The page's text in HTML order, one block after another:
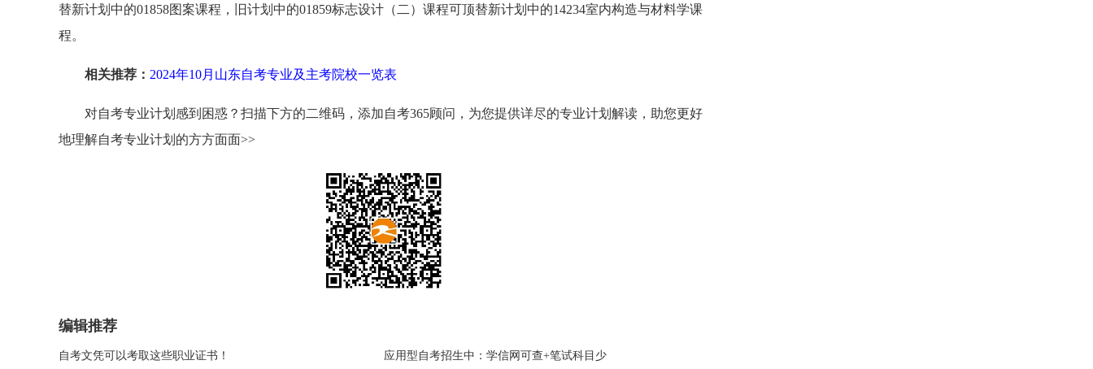
替新计划中的01858图案课程，旧计划中的01859标志设计（二）课程可顶替新计划中的14234室内构造与材料学课
程。
相关推荐： 2024年10月山东自考专业及主考院校一览表
对自考专业计划感到困惑？扫描下方的二维码，添加自考365顾问，为您提供详尽的专业计划解读，助您更好
地理解自考专业计划的方方面面>>
编辑推荐
自考文凭可以考取这些职业证书！ 应用型自考招生中：学信网可查+笔试科目少